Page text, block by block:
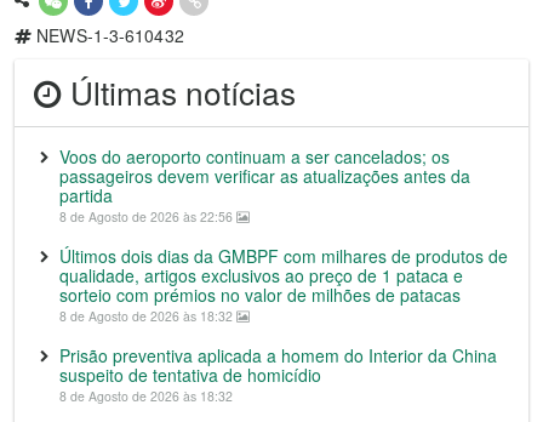
NEWS-1-3-610432
Últimas notícias
Voos do aeroporto continuam a ser cancelados; os
passageiros devem verificar as atualizações antes da
partida
8 de Agosto de 2026 às 22:56
Últimos dois dias da GMBPF com milhares de produtos de
qualidade, artigos exclusivos ao preço de 1 pataca e
sorteio com prémios no valor de milhões de patacas
8 de Agosto de 2026 às 18:32
Prisão preventiva aplicada a homem do Interior da China
suspeito de tentativa de homicídio
8 de Agosto de 2026 às 18:32